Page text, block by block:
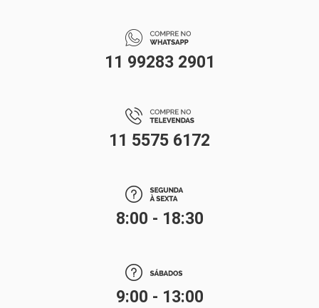
11 99283 2901
11 5575 6172
8:00 - 18:30
9:00 - 13:00